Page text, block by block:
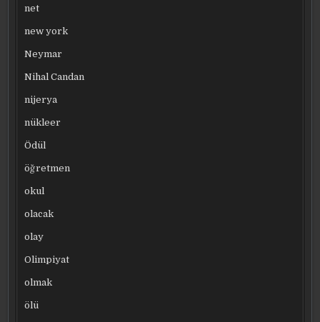
net
new york
Neymar
Nihal Candan
nijerya
nükleer
Ödül
öğretmen
okul
olacak
olay
Olimpiyat
olmak
ölü